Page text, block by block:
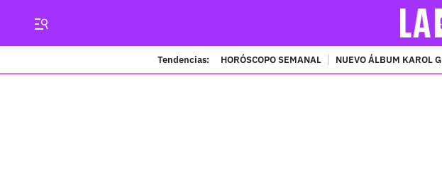
Tendencias: HORÓSCOPO SEMANAL NUEVO ÁLBUM KAROL G